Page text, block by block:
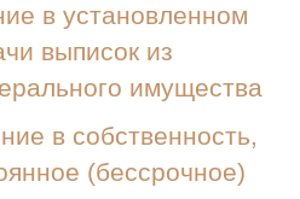
в установленном
выписок из
имущества
в собственность,
(бессрочное)